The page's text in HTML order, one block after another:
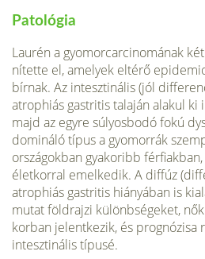
Patológia
Laurén a gyomorcarcinomának
nítette el, amelyek eltérő
bírnak. Az intesztinális (jól
atrophiás gastritis talaján alakul ki
majd az egyre súlyosbodó fokú
domináló típus a gyomorrák
országokban gyakoribb férfiakban,
életkorral emelkedik. A diffúz
atrophiás gastritis hiányában is
mutat földrajzi különbségeket,
korban jelentkezik, és prognózisa
intesztinális típusé.